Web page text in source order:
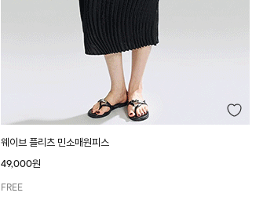
웨이브 플리츠 민소매원피스
49,000원
FREE